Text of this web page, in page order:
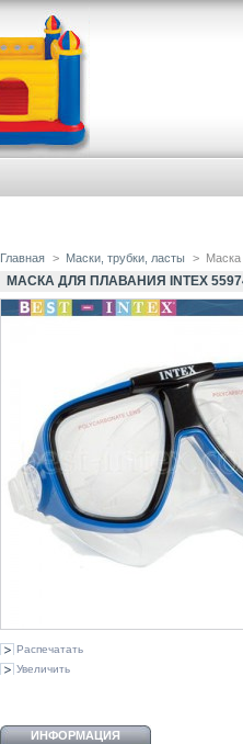
Главная > Маски, трубки, ласты > Маска
МАСКА ДЛЯ ПЛАВАНИЯ INTEX
Распечатать
Увеличить
ИНФОРМАЦИЯ